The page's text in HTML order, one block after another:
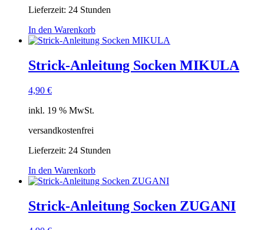
Lieferzeit: 24 Stunden
In den Warenkorb
Strick-Anleitung Socken MIKULA
4,90 €
inkl. 19 % MwSt.
versandkostenfrei
Lieferzeit: 24 Stunden
In den Warenkorb
Strick-Anleitung Socken ZUGANI